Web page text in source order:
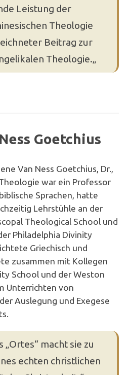
Leistung der
Theologie
Beitrag zur
Theologie.„
Goetchius
Van Ness Goetchius, Dr.,
war ein Professor
Sprachen, hatte
Lehrstühle an der
Theological School und
Philadelphia Divinity
Griechisch und
zusammen mit Kollegen
School und der Weston
Unterrichten von
Auslegung und Exegese
macht sie zu
echten christlichen